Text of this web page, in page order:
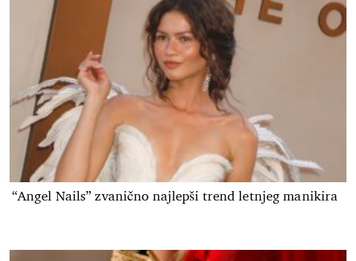
“Angel Nails” zvanično najlepši trend letnjeg manikira